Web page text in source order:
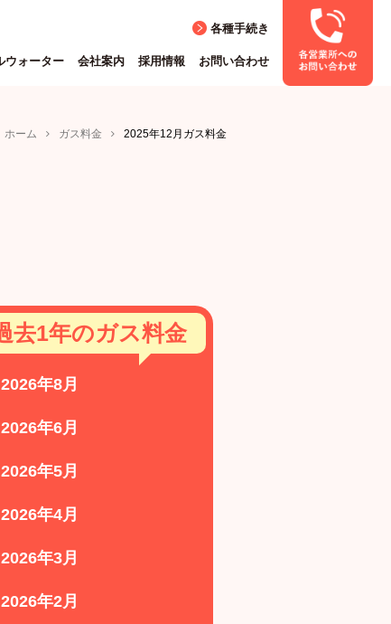
各種手続き
ウォーター 会社案内 採用情報 お問い合わせ
ホーム ガス料金 2025年12月ガス料金
去1年のガス料金
2026年8月
2026年6月
2026年5月
2026年4月
2026年3月
2026年2月